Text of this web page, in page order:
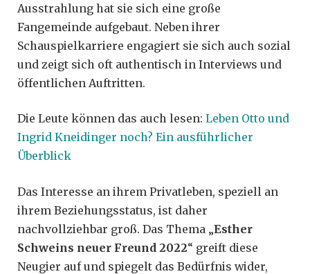
Ausstrahlung hat sie sich eine große
Fangemeinde aufgebaut. Neben ihrer
Schauspielkarriere engagiert sie sich auch sozial
und zeigt sich oft authentisch in Interviews und
öffentlichen Auftritten.
Die Leute können das auch lesen: Leben Otto und
Ingrid Kneidinger noch? Ein ausführlicher
Überblick
Das Interesse an ihrem Privatleben, speziell an
ihrem Beziehungsstatus, ist daher
nachvollziehbar groß. Das Thema „Esther
Schweins neuer Freund 2022“ greift diese
Neugier auf und spiegelt das Bedürfnis wider,